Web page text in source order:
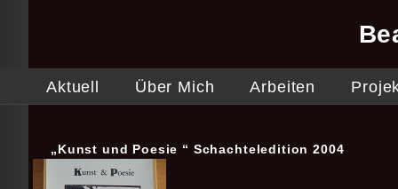
Aktuell Über Mich Arbeiten
„Kunst und Poesie “ Schachteledition 2004